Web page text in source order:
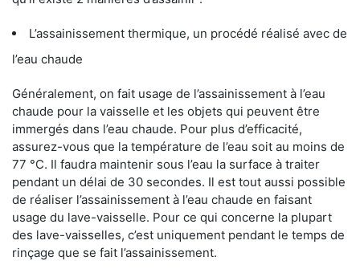
L’assainissement thermique, un procédé réalisé avec de
l’eau chaude
Généralement, on fait usage de l’assainissement à l’eau
chaude pour la vaisselle et les objets qui peuvent être
immergés dans l’eau chaude. Pour plus d’efficacité,
assurez-vous que la température de l’eau soit au moins de
77 °C. Il faudra maintenir sous l’eau la surface à traiter
pendant un délai de 30 secondes. Il est tout aussi possible
de réaliser l’assainissement à l’eau chaude en faisant
usage du lave-vaisselle. Pour ce qui concerne la plupart
des lave-vaisselles, c’est uniquement pendant le temps de
rinçage que se fait l’assainissement.